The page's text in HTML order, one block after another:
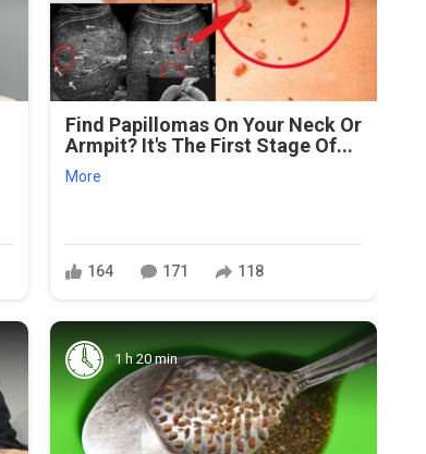
Find Papillomas On Your Neck Or
Armpit? It's The First Stage Of...
More
164 171 118
1 h 20 min